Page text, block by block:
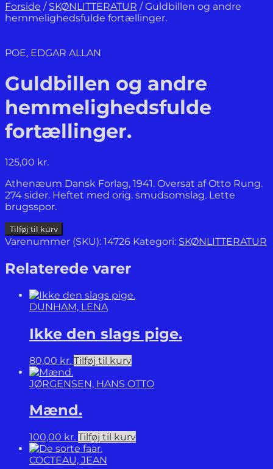
Forside / SKØNLITTERATUR /Guldbillen og andre
hemmelighedsfulde fortællinger.
POE, EDGAR ALLAN
Guldbillen og andre
hemmelighedsfulde
fortællinger.
125,00 kr.
Athenæum Dansk Forlag, 1941. Oversat af Otto Rung.
274 sider. Heftet med orig. smudsomslag. Lette
brugsspor.
Guldbillen
og
hemmelighedsfulde
fortællinger.
Tilføj til kurv
Varenummer (SKU): 14726 Kategori: SKØNLITTERATUR
Relaterede varer
DUNHAM, LENA
Ikke den slags pige.
80,00 kr. Tilføj til kurv
JØRGENSEN, HANS OTTO
Mænd.
100,00 kr. Tilføj til kurv
COCTEAU, JEAN